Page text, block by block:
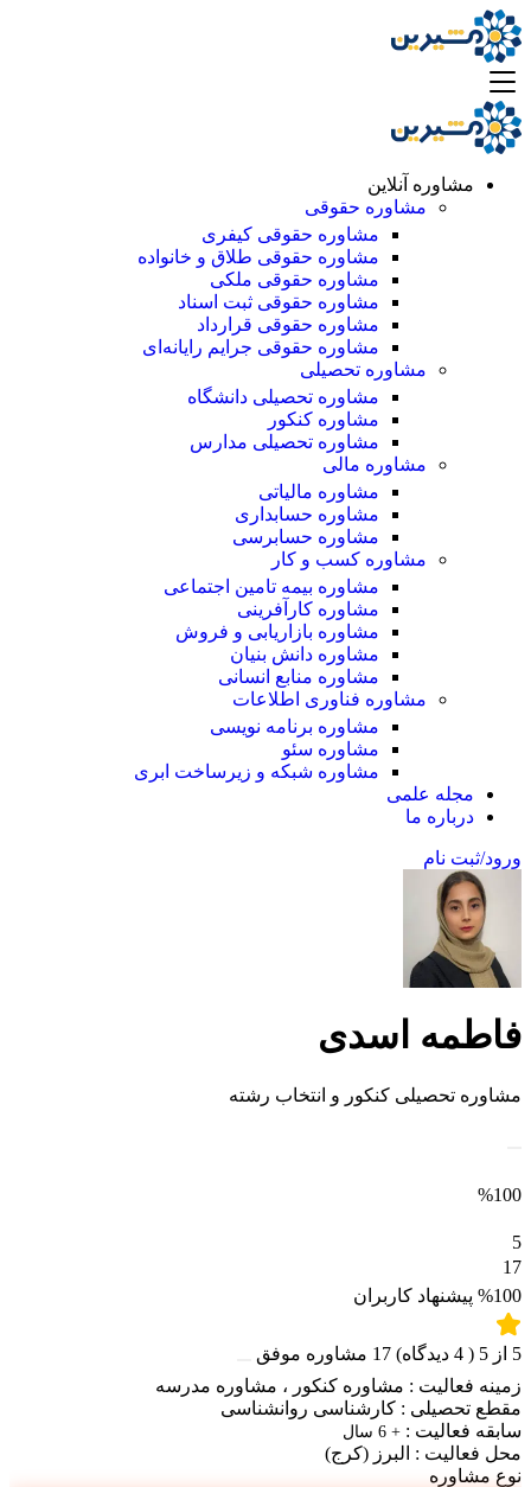
مشاوره آنلاین
مشاوره حقوقی
مشاوره حقوقی کیفری
مشاوره حقوقی طلاق و خانواده
مشاوره حقوقی ملکی
مشاوره حقوقی ثبت اسناد
مشاوره حقوقی قرارداد
مشاوره حقوقی جرایم رایانه‌ای
مشاوره تحصیلی
مشاوره تحصیلی دانشگاه
مشاوره کنکور
مشاوره تحصیلی مدارس
مشاوره مالی
مشاوره مالیاتی
مشاوره حسابداری
مشاوره حسابرسی
مشاوره کسب و کار
مشاوره بیمه تامین اجتماعی
مشاوره کارآفرینی
مشاوره بازاریابی و فروش
مشاوره دانش بنیان
مشاوره منابع انسانی
مشاوره فناوری اطلاعات
مشاوره برنامه نویسی
مشاوره سئو
مشاوره شبکه و زیرساخت ابری
مجله علمی
درباره ما
ورود/ثبت نام
فاطمه اسدی
مشاوره تحصیلی کنکور و انتخاب رشته
%100
5
17
%100 پیشنهاد کاربران
5 از 5
(
4 دیدگاه) 17 مشاوره موفق
زمینه فعالیت : مشاوره کنکور ، مشاوره مدرسه
مقطع تحصیلی : کارشناسی روانشناسی
سابقه فعالیت : + 6 سال
محل فعالیت : البرز (کرج)
نوع مشاوره